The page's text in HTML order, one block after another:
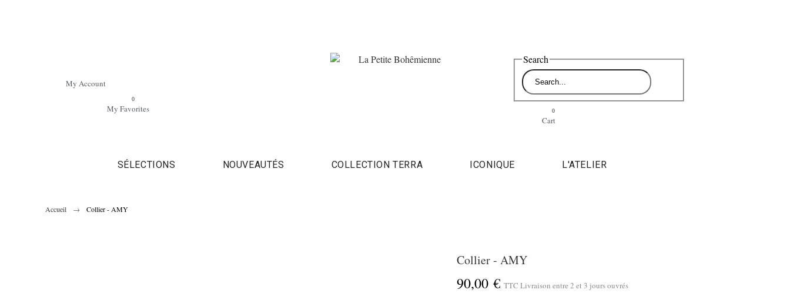
My Account
My Favorites
0
Search
Cart
0
SÉLECTIONS NOUVEAUTÉS COLLECTION TERRA ICONIQUE L'ATELIER
Accueil Collier - AMY
Collier - AMY
90,00 € TTC Livraison entre 2 et 3 jours ouvrés